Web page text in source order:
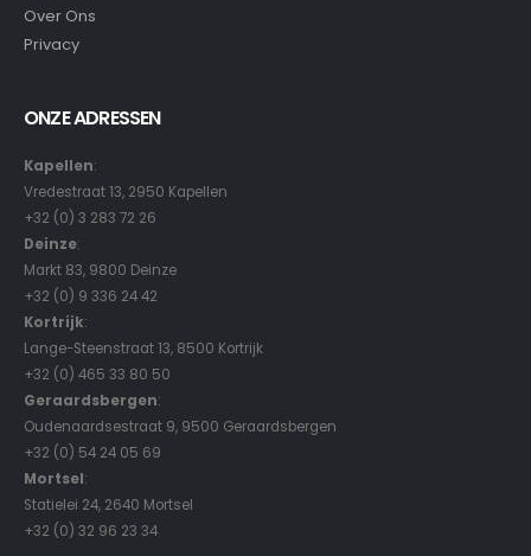
Over Ons
Privacy
ONZE ADRESSEN
Kapellen:
Vredestraat 13, 2950 Kapellen
+32 (0) 3 283 72 26
Deinze:
Markt 83, 9800 Deinze
+32 (0) 9 336 24 42
Kortrijk:
Lange-Steenstraat 13, 8500 Kortrijk
+32 (0) 465 33 80 50
Geraardsbergen:
Oudenaardsestraat 9, 9500 Geraardsbergen
+32 (0) 54 24 05 69
Mortsel:
Statielei 24, 2640 Mortsel
+32 (0) 32 96 23 34